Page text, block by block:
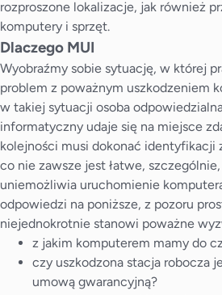
rozproszone lokalizacje, jak również
komputery i sprzęt.
Dlaczego MUI
Wyobraźmy sobie sytuację, w której
problem z poważnym uszkodzeniem
w takiej sytuacji osoba
informatyczny udaje się na miejsce
kolejności musi dokonać identyfikacji
co nie zawsze jest łatwe,
uniemożliwia uruchomienie
odpowiedzi na poniższe, z pozoru
niejednokrotnie stanowi poważne
z jakim komputerem mamy do
czy uszkodzona stacja robocza
umową gwarancyjną?